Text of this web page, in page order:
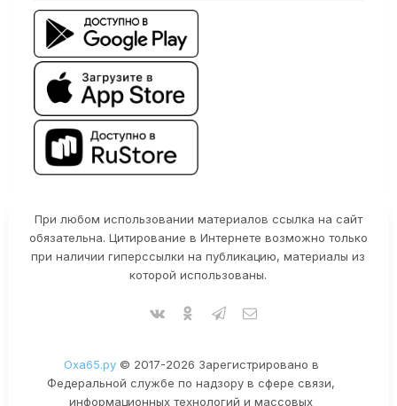
При любом использовании материалов ссылка на сайт
обязательна. Цитирование в Интернете возможно только
при наличии гиперссылки на публикацию, материалы из
которой использованы.
Оха65.ру© 2017-2026 Зарегистрировано в
Федеральной службе по надзору в сфере связи,
информационных технологий и массовых